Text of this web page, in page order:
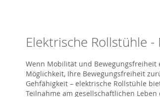
Elektrische Rollstühle
Wenn Mobilität und
Möglichkeit, Ihre Bewegungsfreiheit
Gehfähigkeit – elektrische Rollstühle
Teilnahme am gesellschaftlichen Leben